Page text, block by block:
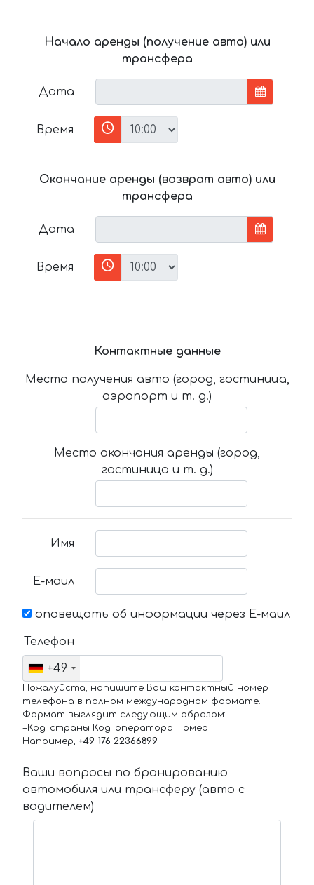
Начало аренды (получение авто) или
трансфера
Дата
Время
Окончание аренды (возврат авто) или
трансфера
Дата
Время
Контактные данные
Место получения авто (город, гостиница,
аэропорт и т. д.)
Место окончания аренды (город,
гостиница и т. д.)
Имя
Е-маил
оповещать об информации через Е-маил
Телефон
+49
Пожалуйста, напишите Ваш контактный номер
телефона в полном международном формате.
Формат выглядит следующим образом:
+Код_страны Код_оператора Номер
Например, +49 176 22366899
Ваши вопросы по бронированию
автомобиля или трансферу (авто с
водителем)